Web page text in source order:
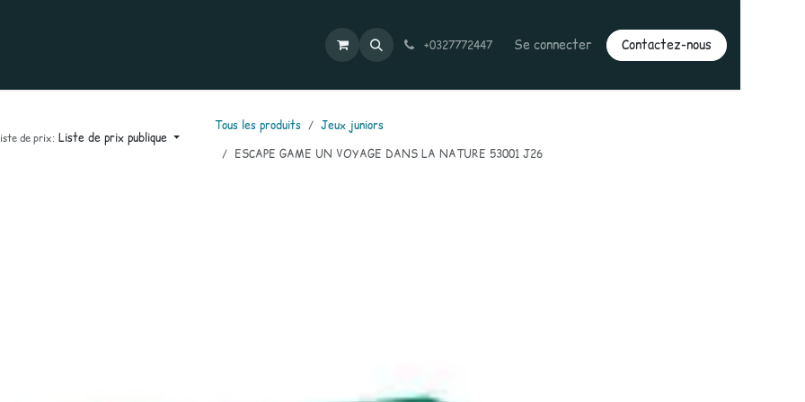
Contactez-nous +0327772447 Se connecter Contactez-nous
de prix: Liste de prix publique
Tous les produits
Jeux juniors
ESCAPE GAME UN VOYAGE DANS LA NATURE 53001 J26